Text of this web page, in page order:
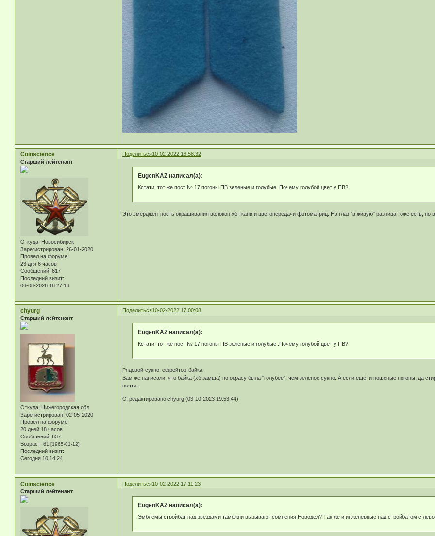
Поделиться10-02-2022 16:58:32
Coinscience
Старший лейтенант
Откуда: Новосибирск
Зарегистрирован: 26-01-2020
Провел на форуме:
23 дня 6 часов
Сообщений: 617
Последний визит:
06-08-2026 18:27:16
EugenKAZ написал(а):
Кстати тот же пост № 17 погоны ПВ зеленые и голубые .Почему голубой цвет у ПВ?
Это эмерджентность окрашивания волокон хб ткани и цветопередачи фотоматриц. На глаз "в живую" разница тоже есть, но
Поделиться10-02-2022 17:00:08
chyurg
Старший лейтенант
Откуда: Нижегородская обл
Зарегистрирован: 02-05-2020
Провел на форуме:
20 дней 18 часов
Сообщений: 637
Возраст: 61 [1965-01-12]
Последний визит:
Сегодня 10:14:24
EugenKAZ написал(а):
Кстати тот же пост № 17 погоны ПВ зеленые и голубые .Почему голубой цвет у ПВ?
Рядовой-сукно, ефрейтор-байка
Вам же написали, что байка (хб замша) по окрасу была "голубее", чем зелёное сукно. А если ещё и ношеные погоны, да
почти.
Отредактировано chyurg (03-10-2023 19:53:44)
Поделиться10-02-2022 17:11:23
Coinscience
Старший лейтенант
EugenKAZ написал(а):
Эмблемы стройбат над звездами таможни вызывают сомнения.Новодел? Так же и инженерные над стройбатом с